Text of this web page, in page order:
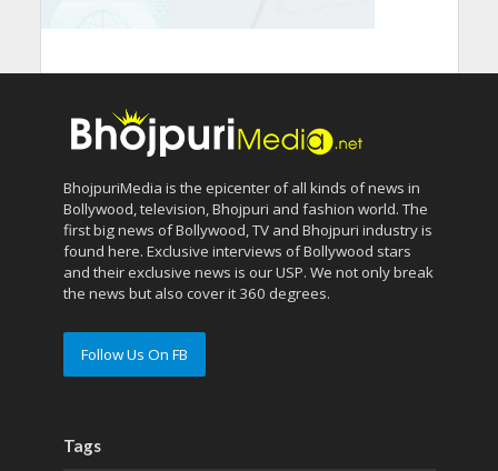
BhojpuriMedia is the epicenter of all kinds of news in
Bollywood, television, Bhojpuri and fashion world. The
first big news of Bollywood, TV and Bhojpuri industry is
found here. Exclusive interviews of Bollywood stars
and their exclusive news is our USP. We not only break
the news but also cover it 360 degrees.
Follow Us On FB
Tags